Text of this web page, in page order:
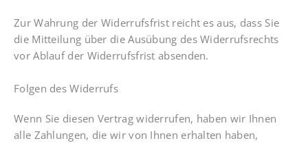
Zur Wahrung der Widerrufsfrist reicht es aus, dass Sie
die Mitteilung über die Ausübung des Widerrufsrechts
vor Ablauf der Widerrufsfrist absenden.
Folgen des Widerrufs
Wenn Sie diesen Vertrag widerrufen, haben wir Ihnen
alle Zahlungen, die wir von Ihnen erhalten haben,